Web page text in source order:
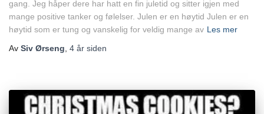
gang. Jeg håper dere har hatt en fin juletid og sitter igjen med
mange positive tanker og følelser. Julen er en høytid Julen er en
høytid som er tung og vanskelig for veldig mange av Les mer
Av Siv Ørseng 4 år siden